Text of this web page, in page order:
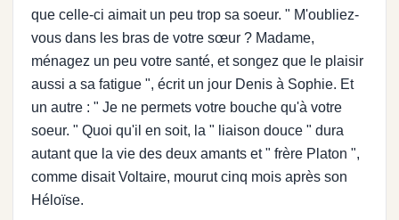
que celle-ci aimait un peu trop sa soeur. " M'oubliez-
vous dans les bras de votre sœur ? Madame,
ménagez un peu votre santé, et songez que le plaisir
aussi a sa fatigue ", écrit un jour Denis à Sophie. Et
un autre : " Je ne permets votre bouche qu'à votre
soeur. " Quoi qu'il en soit, la " liaison douce " dura
autant que la vie des deux amants et " frère Platon ",
comme disait Voltaire, mourut cinq mois après son
Héloïse.